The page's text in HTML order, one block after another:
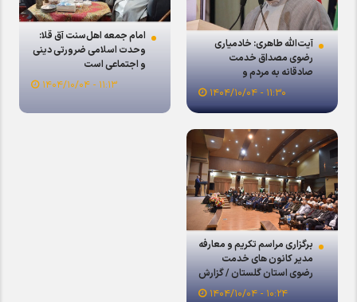
آیت‌الله طاهری: خادمیاری
رضوی مصداق خدمت
صادقانه به مردم و
اهل‌بیت(ع) است
۱۱:۳۰ - ۱۴۰۴/۱۰/۰۴
امام جمعه اهل‌سنت آق قلا:
وحدت اسلامی ضرورتی دینی
و اجتماعی است
۱۱:۱۳ - ۱۴۰۴/۱۰/۰۴
برگزاری مراسم تکریم و معارفه
مدیر کانون های خدمت
رضوی استان گلستان / گزارش
تصویری۱۰:۲۴ - ۱۴۰۴/۱۰/۰۴